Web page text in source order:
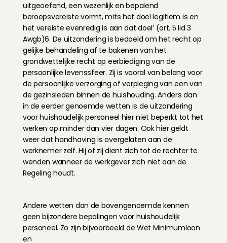
uitgeoefend, een wezenlijk en bepalend
beroepsvereiste vormt, mits het doel legitiem is en
het vereiste evenredig is aan dat doel’ (art. 5 lid 3
Awgb)6. De uitzondering is bedoeld om het recht op
gelijke behandeling af te bakenen van het
grondwettelijke recht op eerbiediging van de
persoonlijke levenssfeer. Zij is vooral van belang voor
de persoonlijke verzorging of verpleging van een van
de gezinsleden binnen de huishouding. Anders dan
in de eerder genoemde wetten is de uitzondering
voor huishoudelijk personeel hier niet beperkt tot het
werken op minder dan vier dagen. Ook hier geldt
weer dat handhaving is overgelaten aan de
werknemer zelf. Hij of zij dient zich tot de rechter te
wenden wanneer de werkgever zich niet aan de
Regeling houdt.
Andere wetten dan de bovengenoemde kennen
geen bijzondere bepalingen voor huishoudelijk
personeel. Zo zijn bijvoorbeeld de Wet Minimumloon
en